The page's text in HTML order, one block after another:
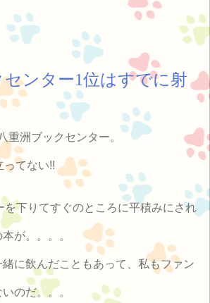
センター1位はすでに射
重洲ブックセンター。
ってない!!
を下りてすぐのところに平積みにされ
が。。。。
に飲んだこともあって、私もファン
のだ。。。